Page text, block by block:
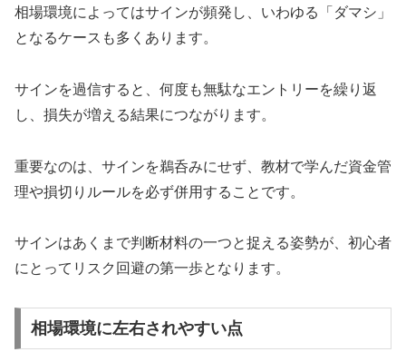
相場環境によってはサインが頻発し、いわゆる「ダマシ」
となるケースも多くあります。
サインを過信すると、何度も無駄なエントリーを繰り返
し、損失が増える結果につながります。
重要なのは、サインを鵜呑みにせず、教材で学んだ資金管
理や損切りルールを必ず併用することです。
サインはあくまで判断材料の一つと捉える姿勢が、初心者
にとってリスク回避の第一歩となります。
相場環境に左右されやすい点